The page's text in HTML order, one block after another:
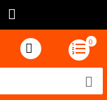
0